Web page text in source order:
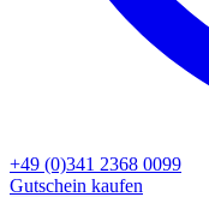
+49 (0)341 2368 0099
Gutschein kaufen